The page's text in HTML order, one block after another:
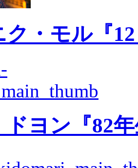
ク・モル『
ドヨン『82